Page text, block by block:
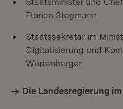
Florian Stegmann
Staatssekretär im
Digitalisierung und
Würtenberger
Die Landesregierung